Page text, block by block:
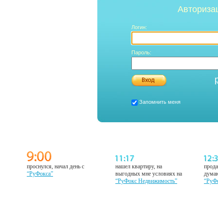
Логин:
Пароль:
Запомнить меня
проснулся, начал день с
“РуФокса”
нашел квартиру, на
выгодных мне условиях на
“РуФокс Недвижимость”